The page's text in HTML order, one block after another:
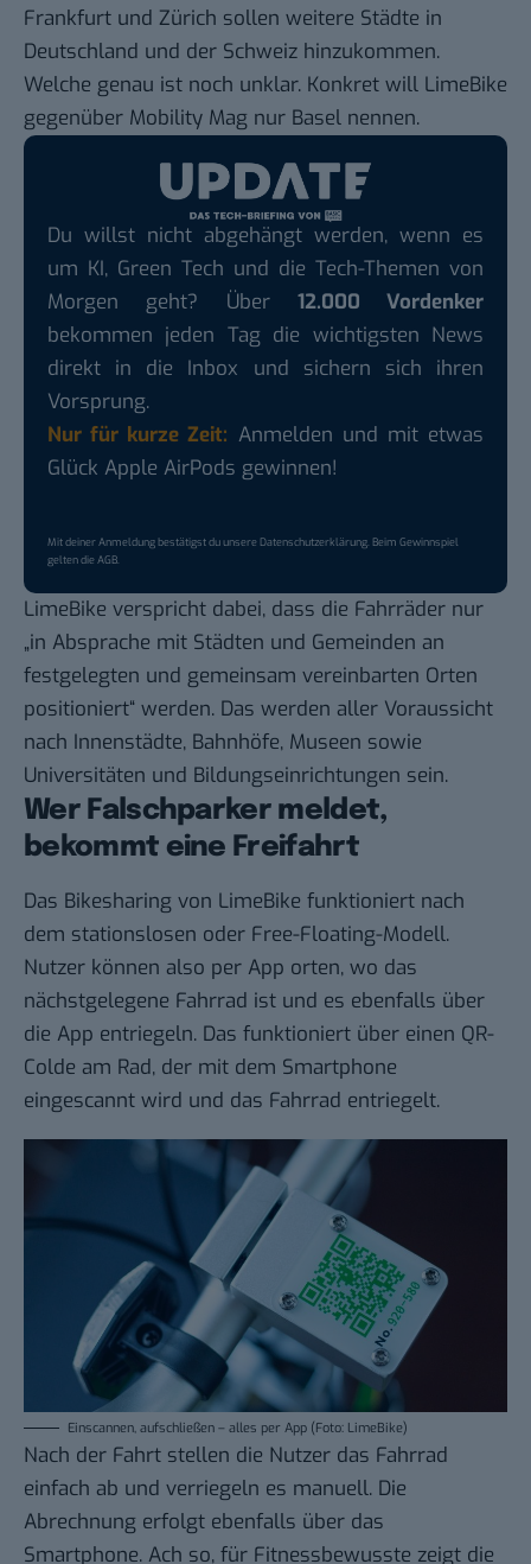
Frankfurt und Zürich sollen weitere Städte in
Deutschland und der Schweiz hinzukommen.
Welche genau ist noch unklar. Konkret will LimeBike
gegenüber Mobility Mag nur Basel nennen.
Du willst nicht abgehängt werden, wenn es
um KI, Green Tech und die Tech-Themen von
Morgen geht? Über 12.000 Vordenker
bekommen jeden Tag die wichtigsten News
direkt in die Inbox und sichern sich ihren
Vorsprung.
Nur für kurze Zeit: Anmelden und mit etwas
Glück Apple AirPods gewinnen!
Mit deiner Anmeldung bestätigst du unsereDatenschutzerklärung. Beim Gewinnspiel
gelten dieAGB.
LimeBike verspricht dabei, dass die Fahrräder nur
„in Absprache mit Städten und Gemeinden an
festgelegten und gemeinsam vereinbarten Orten
positioniert“ werden. Das werden aller Voraussicht
nach Innenstädte, Bahnhöfe, Museen sowie
Universitäten und Bildungseinrichtungen sein.
Wer Falschparker meldet,
bekommt eine Freifahrt
Das Bikesharing von LimeBike funktioniert nach
dem stationslosen oder Free-Floating-Modell.
Nutzer können also per App orten, wo das
nächstgelegene Fahrrad ist und es ebenfalls über
die App entriegeln. Das funktioniert über einen QR-
Colde am Rad, der mit dem Smartphone
eingescannt wird und das Fahrrad entriegelt.
Einscannen, aufschließen – alles per App (Foto: LimeBike)
Nach der Fahrt stellen die Nutzer das Fahrrad
einfach ab und verriegeln es manuell. Die
Abrechnung erfolgt ebenfalls über das
Smartphone. Ach so, für Fitnessbewusste zeigt die